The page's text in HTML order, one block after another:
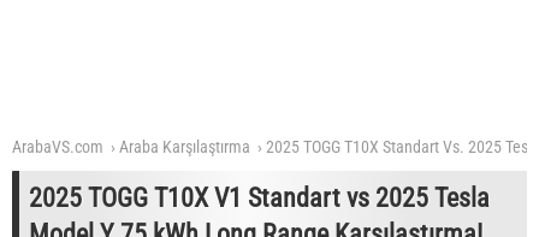
ArabaVS.com Araba Karşılaştırma 2025 TOGG T10X Standart Vs. 2025
2025 TOGG T10X V1 Standart vs 2025 Tesla